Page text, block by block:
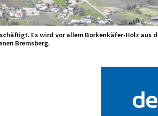
Es wird vor allem Borkenkäfer-Holz aus
Bremsberg.